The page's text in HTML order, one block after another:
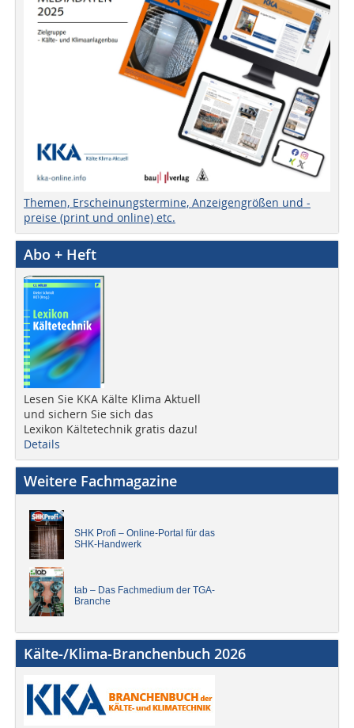
Themen, Erscheinungstermine, Anzeigengrößen und -
preise (print und online) etc.
Abo + Heft
Lesen Sie KKA Kälte Klima Aktuell
und sichern Sie sich das
Lexikon Kältetechnik gratis dazu!
Details
Weitere Fachmagazine
SHK Profi – Online-Portal für das
SHK-Handwerk
tab – Das Fachmedium der TGA-
Branche
Kälte-/Klima-Branchenbuch 2026